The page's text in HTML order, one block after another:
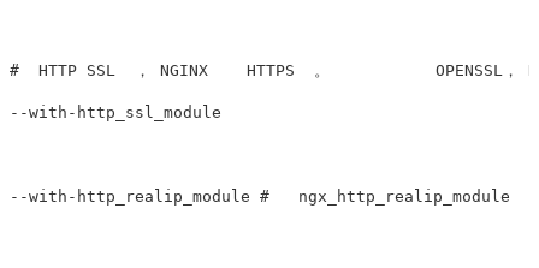
#  HTTP SSL  ， NGINX    HTTPS  。           OPENSSL，
--with-http_ssl_module
--with-http_realip_module #   ngx_http_realip_module